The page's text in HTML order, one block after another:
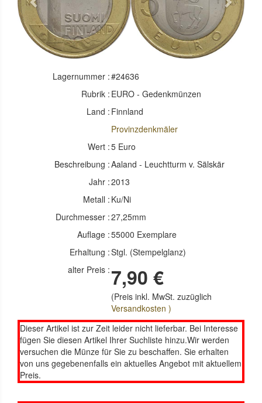
Previous Next
Lagernummer :#24636
Rubrik : EURO - Gedenkmünzen
Land : Finnland
Provinzdenkmäler
Wert :5 Euro
Beschreibung :Aaland - Leuchtturm v. Sälskär
Jahr :2013
Metall : Ku/Ni
Durchmesser :27,25mm
Auflage :55000 Exemplare
Erhaltung :Stgl. (Stempelglanz)
alter Preis : 7,90 €
(Preis inkl. MwSt. zuzüglich
Versandkosten )
Dieser Artikel ist zur Zeit leider nicht lieferbar. Bei Interesse
fügen Sie diesen Artikel Ihrer Suchliste hinzu.Wir werden
versuchen die Münze für Sie zu beschaffen. Sie erhalten
von uns gegebenenfalls ein aktuelles Angebot mit aktuellem
Preis.